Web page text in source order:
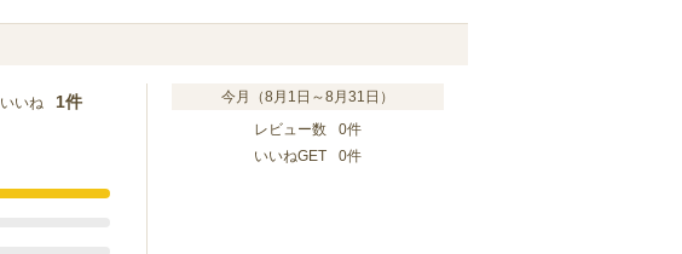
いいね 1件
今月（8月1日～8月31日）
レビュー数
0件
いいねGET
0件